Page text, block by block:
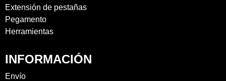
Extensión de pestañas
Pegamento
Herramientas
INFORMACIÓN
Envío